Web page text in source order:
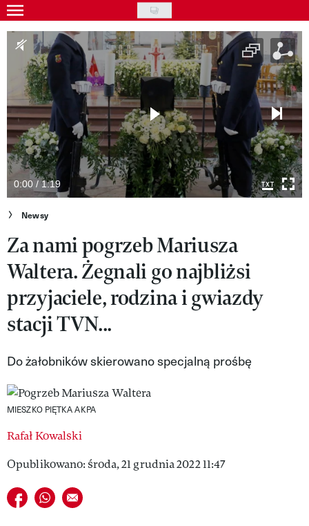
Skip
to
main
content
Gwiazdy
Ludzie
Moda
Uroda
Styl życia
Kultura
Wideo
Nasze akcje
VIVA!ART
VIVA!MODA
VIVA!LIFESTYLE
VIVA!MAN
VIVA!PEOPLE POWER
VIVA!ITAKA
MAGAZYN VIVA!
0:00 / 1:19
Newsy
Za nami pogrzeb Mariusza
Waltera. Żegnali go najbliżsi
przyjaciele, rodzina i gwiazdy
stacji TVN...
Do żałobników skierowano specjalną prośbę
MIESZKO PIĘTKA AKPA
Rafał Kowalski
Opublikowano: środa, 21 grudnia 2022 11:47
Udostępnij na facebook
Udostępnij na whatsapp
E-mail do przyjaciela